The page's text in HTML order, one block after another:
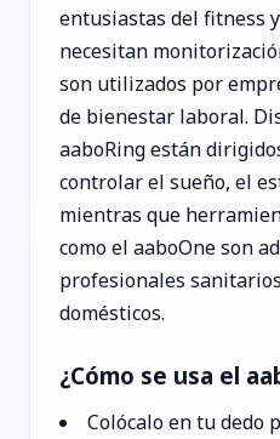
entusiastas del fitness
necesitan
son utilizados por
de bienestar laboral.
aaboRing están
controlar el sueño, el
mientras que
como el aaboOne son
profesionales
domésticos.
¿Cómo se usa el
Colócalo en tu dedo